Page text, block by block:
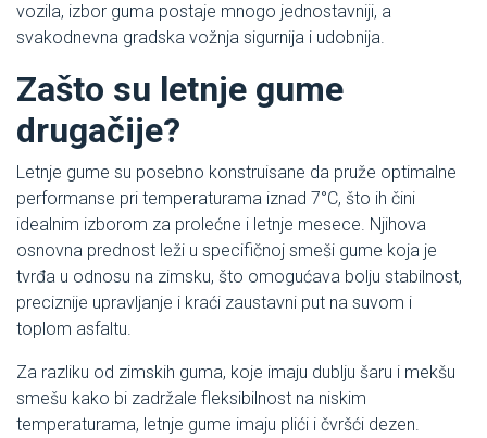
vozila, izbor guma postaje mnogo jednostavniji, a
svakodnevna gradska vožnja sigurnija i udobnija.
Zašto su letnje gume
drugačije?
Letnje gume su posebno konstruisane da pruže optimalne
performanse pri temperaturama iznad 7°C, što ih čini
idealnim izborom za prolećne i letnje mesece. Njihova
osnovna prednost leži u specifičnoj smeši gume koja je
tvrđa u odnosu na zimsku, što omogućava bolju stabilnost,
preciznije upravljanje i kraći zaustavni put na suvom i
toplom asfaltu.
Za razliku od zimskih guma, koje imaju dublju šaru i mekšu
smešu kako bi zadržale fleksibilnost na niskim
temperaturama, letnje gume imaju plići i čvršći dezen.